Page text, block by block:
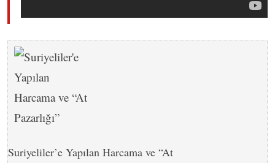
Suriyeliler’e Yapılan Harcama ve “At